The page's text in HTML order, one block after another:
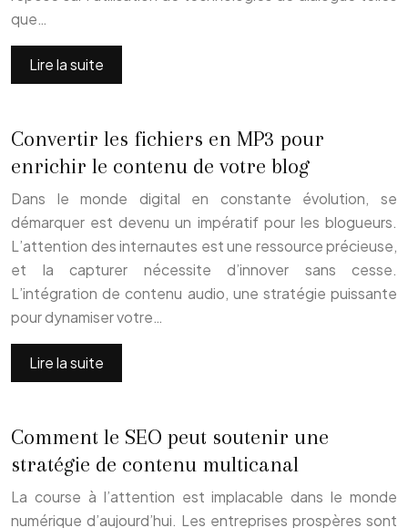
que…
Lire la suite
Convertir les fichiers en MP3 pour
enrichir le contenu de votre blog
Dans le monde digital en constante évolution, se
démarquer est devenu un impératif pour les blogueurs.
L’attention des internautes est une ressource précieuse,
et la capturer nécessite d’innover sans cesse.
L’intégration de contenu audio, une stratégie puissante
pour dynamiser votre…
Lire la suite
Comment le SEO peut soutenir une
stratégie de contenu multicanal
La course à l’attention est implacable dans le monde
numérique d’aujourd’hui. Les entreprises prospères sont